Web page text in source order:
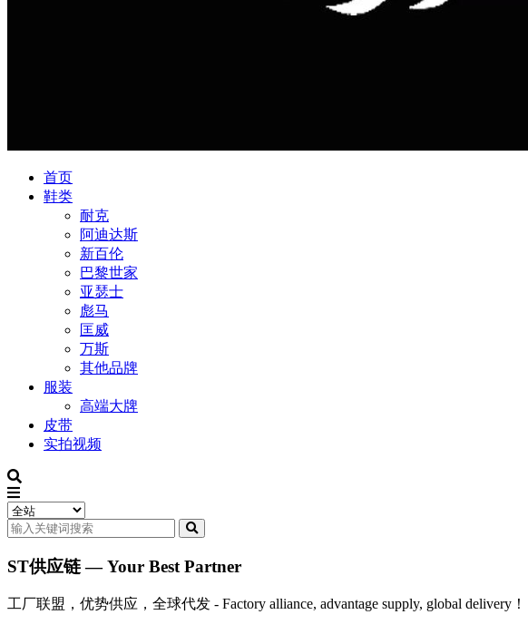
首页
鞋类
耐克
阿迪达斯
新百伦
巴黎世家
亚瑟士
彪马
匡威
万斯
其他品牌
服装
高端大牌
皮带
实拍视频
ST供应链 — Your Best Partner
工厂联盟，优势供应，全球代发 - Factory alliance, advantage supply, global delivery！